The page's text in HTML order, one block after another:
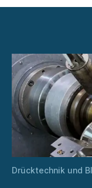
Drücktechnik und